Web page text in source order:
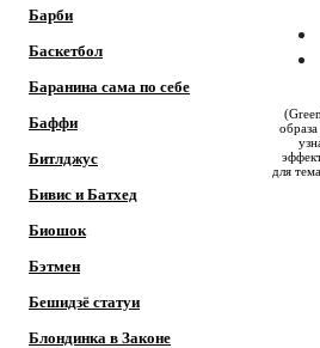
Барби
Баскетбол
Баранина сама по себе
Баффи
Битлджус
Бивис и Батхед
Биошок
Бэтмен
Бешидзё статуи
Блондинка в Законе
для